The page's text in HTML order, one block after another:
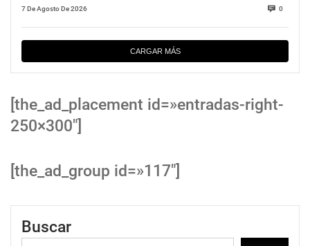
7 De Agosto De 2026 0
CARGAR MÁS
[the_ad_placement id=»entradas-right-
250×300″]
[the_ad_group id=»117″]
Buscar